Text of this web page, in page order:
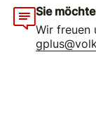
Sie
Wir freuen